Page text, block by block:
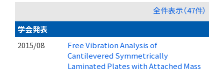
全件表示（47件）
学会発表
2015/08
Free Vibration Analysis of
Cantilevered Symmetrically
Laminated Plates with Attached Mass